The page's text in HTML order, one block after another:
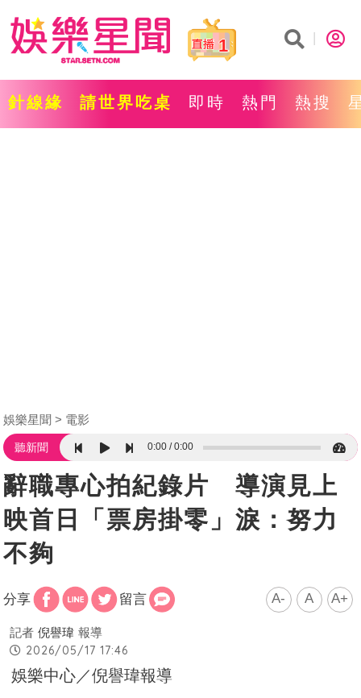
1
針線緣 請世界吃桌 即時 熱門 熱搜
娛樂星聞 電影
聽新聞 0:00 0:00
辭職專心拍紀錄片 導演見上
映首日「票房掛零」淚：努力
不夠
分享 留言 A- A A+
記者 倪譽瑋 報導
2026/05/17 17:46
娛樂中心／倪譽瑋報導